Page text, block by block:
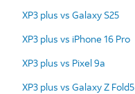
XP3 plus vs Galaxy S25
XP3 plus vs iPhone 16 Pro
XP3 plus vs Pixel 9a
XP3 plus vs Galaxy Z Fold5